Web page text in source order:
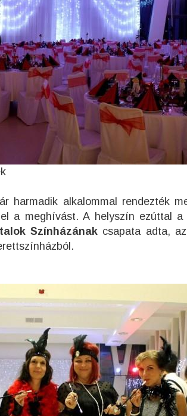
harmadik alkalommal rendezték
a meghívást. A helyszín ezúttal
Színházánakcsapata adta,